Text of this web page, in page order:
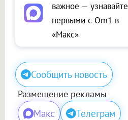
важное — узнавайте
первыми с Om1 в
«Макс»
Сообщить новость
Размещение рекламы
Макс Телеграм